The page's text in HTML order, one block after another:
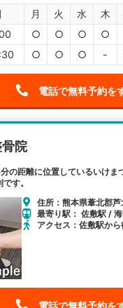
月 火 水 木
○ ○ ○ ○
○ ○ ○ -
電話で無料予約を
院
の距離に位置しているいけま
す。
住所：熊本県葦北郡
最寄り駅： 佐敷駅 /
アクセス：佐敷駅か
電話で無料予約を